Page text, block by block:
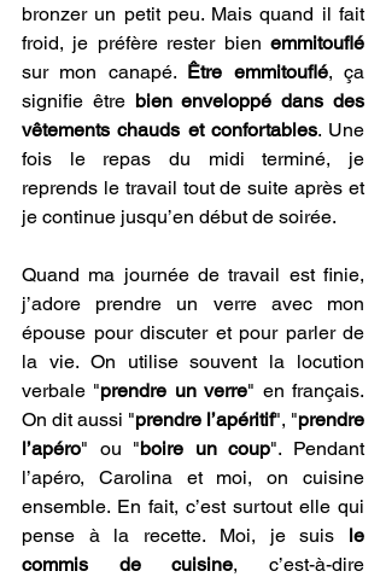
bronzer un petit peu. Mais quand il fait
froid, je préfère rester bien
sur mon canapé. Être emmitouflé, ça
signifie être bien enveloppé dans des
vêtements chauds et confortables. Une
fois le repas du midi terminé, je
reprends le travail tout de suite après et
je continue jusqu’en début de soirée.
Quand ma journée de travail est finie,
j’adore prendre un verre avec mon
épouse pour discuter et pour parler de
la vie. On utilise souvent la locution
verbale "prendre un verre" en français.
On dit aussi "prendre l’apéritif", "prendre
l’apéro" ou "boire un coup". Pendant
l’apéro, Carolina et moi, on cuisine
ensemble. En fait, c’est surtout elle qui
pense à la recette. Moi, je suis le
commis de cuisine